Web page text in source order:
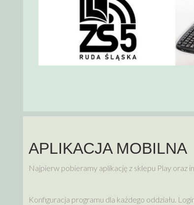
APLIKACJA MOBILNA
Najpierw pobieramy aplikację z sklepu Play oraz
Konfiguracja programu dla każdego oddziału.